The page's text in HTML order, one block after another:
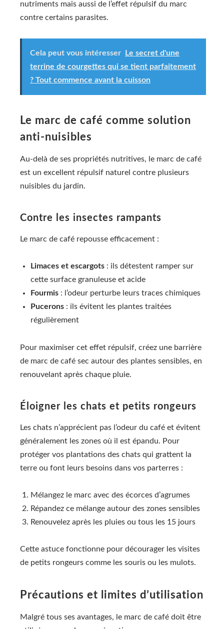
nutriments mais aussi de l’effet répulsif du marc
contre certains parasites.
Cela peut vous intéresser
Le secret d'une
terrine de courgettes qui se tient parfaitement
? Tout commence avant la cuisson
Le marc de café comme solution
anti-nuisibles
Au-delà de ses propriétés nutritives, le marc de café
est un excellent répulsif naturel contre plusieurs
nuisibles du jardin.
Contre les insectes rampants
Le marc de café repousse efficacement :
Limaces et escargots : ils détestent ramper sur
cette surface granuleuse et acide
Fourmis : l’odeur perturbe leurs traces chimiques
Pucerons : ils évitent les plantes traitées
régulièrement
Pour maximiser cet effet répulsif, créez une barrière
de marc de café sec autour des plantes sensibles, en
renouvelant après chaque pluie.
Éloigner les chats et petits rongeurs
Les chats n’apprécient pas l’odeur du café et évitent
généralement les zones où il est épandu. Pour
protéger vos plantations des chats qui grattent la
terre ou font leurs besoins dans vos parterres :
Mélangez le marc avec des écorces d’agrumes
Répandez ce mélange autour des zones sensibles
Renouvelez après les pluies ou tous les 15 jours
Cette astuce fonctionne pour décourager les visites
de petits rongeurs comme les souris ou les mulots.
Précautions et limites d’utilisation
Malgré tous ses avantages, le marc de café doit être